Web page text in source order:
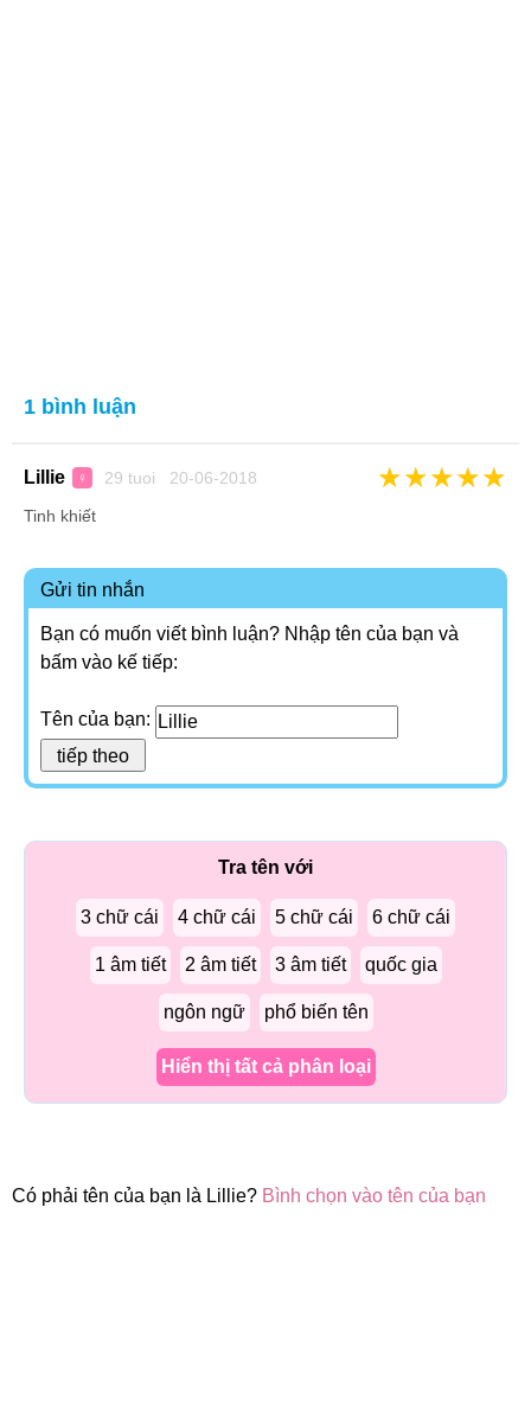
1 bình luận
Lillie ♀ 29 tuoi 20-06-2018 ★★★★★
Tinh khiết
Gửi tin nhắn
Bạn có muốn viết bình luận? Nhập tên của bạn và
bấm vào kế tiếp:
Tên của bạn:
Tra tên với
3 chữ cái 4 chữ cái 5 chữ cái 6 chữ cái
1 âm tiết 2 âm tiết 3 âm tiết quốc gia
ngôn ngữ phổ biến tên
Hiển thị tất cả phân loại
Có phải tên của bạn là Lillie? Bình chọn vào tên của bạn